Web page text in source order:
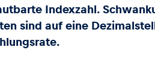
Indexzahl.
sind auf eine